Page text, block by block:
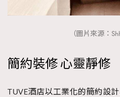
（圖片來源：
簡約裝修 心靈靜修
TUVE酒店以工業化的簡約設